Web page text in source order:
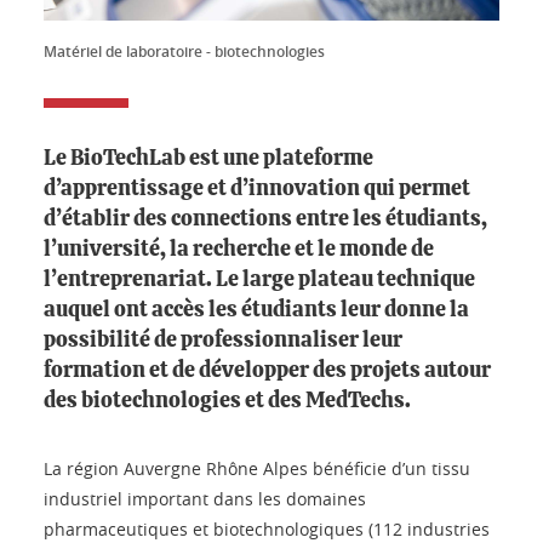
Matériel de laboratoire - biotechnologies
Le BioTechLab est une plateforme
d’apprentissage et d’innovation qui permet
d’établir des connections entre les étudiants,
l’université, la recherche et le monde de
l’entreprenariat. Le large plateau technique
auquel ont accès les étudiants leur donne la
possibilité de professionnaliser leur
formation et de développer des projets autour
des biotechnologies et des MedTechs.
La région Auvergne Rhône Alpes bénéficie d’un tissu
industriel important dans les domaines
pharmaceutiques et biotechnologiques (112 industries